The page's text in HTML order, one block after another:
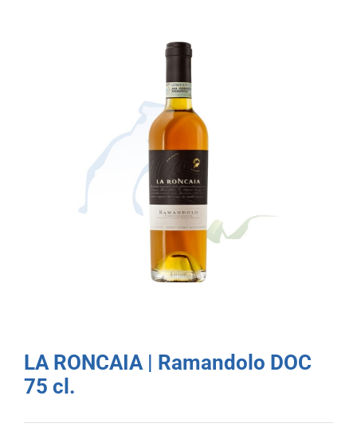
LA RONCAIA | Ramandolo DOC
75 cl.